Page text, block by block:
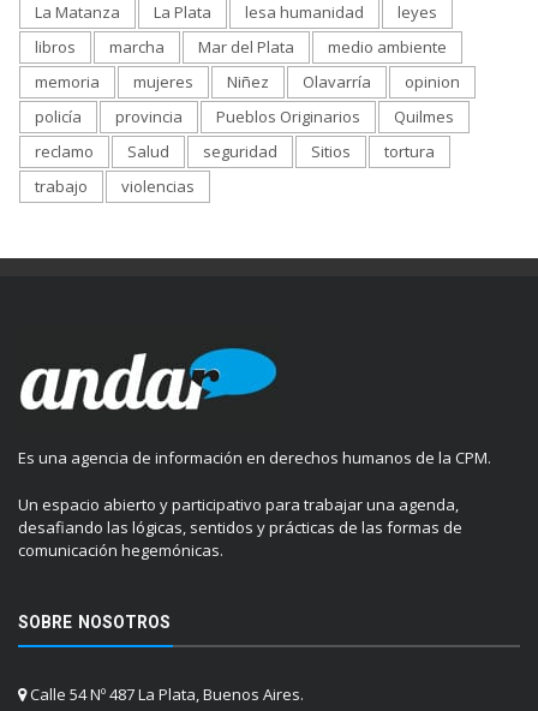
La Matanza
La Plata lesa humanidad
leyes
libros
marcha Mar del Plata
medio ambiente
memoria
mujeres Niñez Olavarría
opinion
policía
provincia Pueblos Originarios
Quilmes
reclamo
Salud seguridad Sitios
tortura
trabajo
violencias
Es una agencia de información en derechos humanos de la CPM.
Un espacio abierto y participativo para trabajar una agenda,
desafiando las lógicas, sentidos y prácticas de las formas de
comunicación hegemónicas.
SOBRE NOSOTROS
Calle 54 Nº 487 La Plata, Buenos Aires.